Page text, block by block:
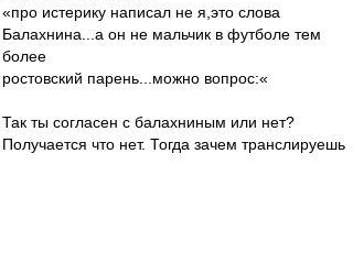
«про истерику написал не я,это слова
Балахнина...а он не мальчик в футболе тем
более
ростовский парень...можно вопрос:«
Так ты согласен с балахниным или нет?
Получается что нет. Тогда зачем транслируешь